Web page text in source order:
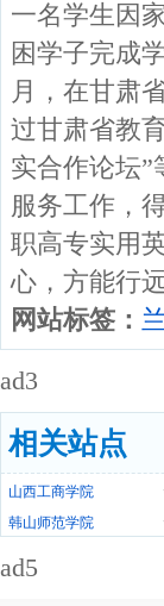
一名学生因
困学子完成
月，在甘肃
过甘肃省教
实合作论坛
服务工作，
职高专实用
心，方能行
网站标签：
ad3
相关站点
山西工商学院
韩山师范学院
ad5